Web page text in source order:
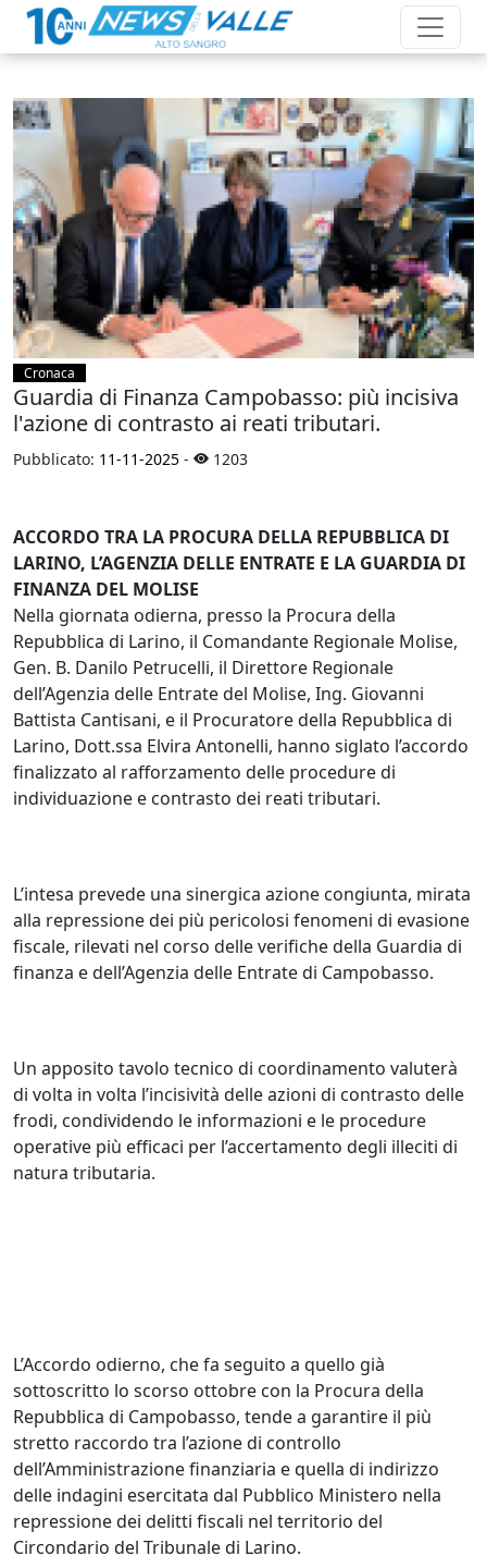
Cronaca
Guardia di Finanza Campobasso: più incisiva
l'azione di contrasto ai reati tributari.
Pubblicato: 11-11-2025 - 1203
ACCORDO TRA LA PROCURA DELLA REPUBBLICA DI
LARINO, L’AGENZIA DELLE ENTRATE E LA GUARDIA DI
FINANZA DEL MOLISE
Nella giornata odierna, presso la Procura della
Repubblica di Larino, il Comandante Regionale Molise,
Gen. B. Danilo Petrucelli, il Direttore Regionale
dell’Agenzia delle Entrate del Molise, Ing. Giovanni
Battista Cantisani, e il Procuratore della Repubblica di
Larino, Dott.ssa Elvira Antonelli, hanno siglato l’accordo
finalizzato al rafforzamento delle procedure di
individuazione e contrasto dei reati tributari.
L’intesa prevede una sinergica azione congiunta, mirata
alla repressione dei più pericolosi fenomeni di evasione
fiscale, rilevati nel corso delle verifiche della Guardia di
finanza e dell’Agenzia delle Entrate di Campobasso.
Un apposito tavolo tecnico di coordinamento valuterà
di volta in volta l’incisività delle azioni di contrasto delle
frodi, condividendo le informazioni e le procedure
operative più efficaci per l’accertamento degli illeciti di
natura tributaria.
L’Accordo odierno, che fa seguito a quello già
sottoscritto lo scorso ottobre con la Procura della
Repubblica di Campobasso, tende a garantire il più
stretto raccordo tra l’azione di controllo
dell’Amministrazione finanziaria e quella di indirizzo
delle indagini esercitata dal Pubblico Ministero nella
repressione dei delitti fiscali nel territorio del
Circondario del Tribunale di Larino.